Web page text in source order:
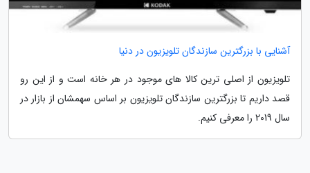
آشنایی با بزرگترین سازندگان تلویزیون در دنیا
تلویزیون از اصلی ترین کالا های موجود در هر خانه است و از این رو
قصد داریم تا بزرگترین سازندگان تلویزیون بر اساس سهمشان از بازار در
سال 2019 را معرفی کنیم.